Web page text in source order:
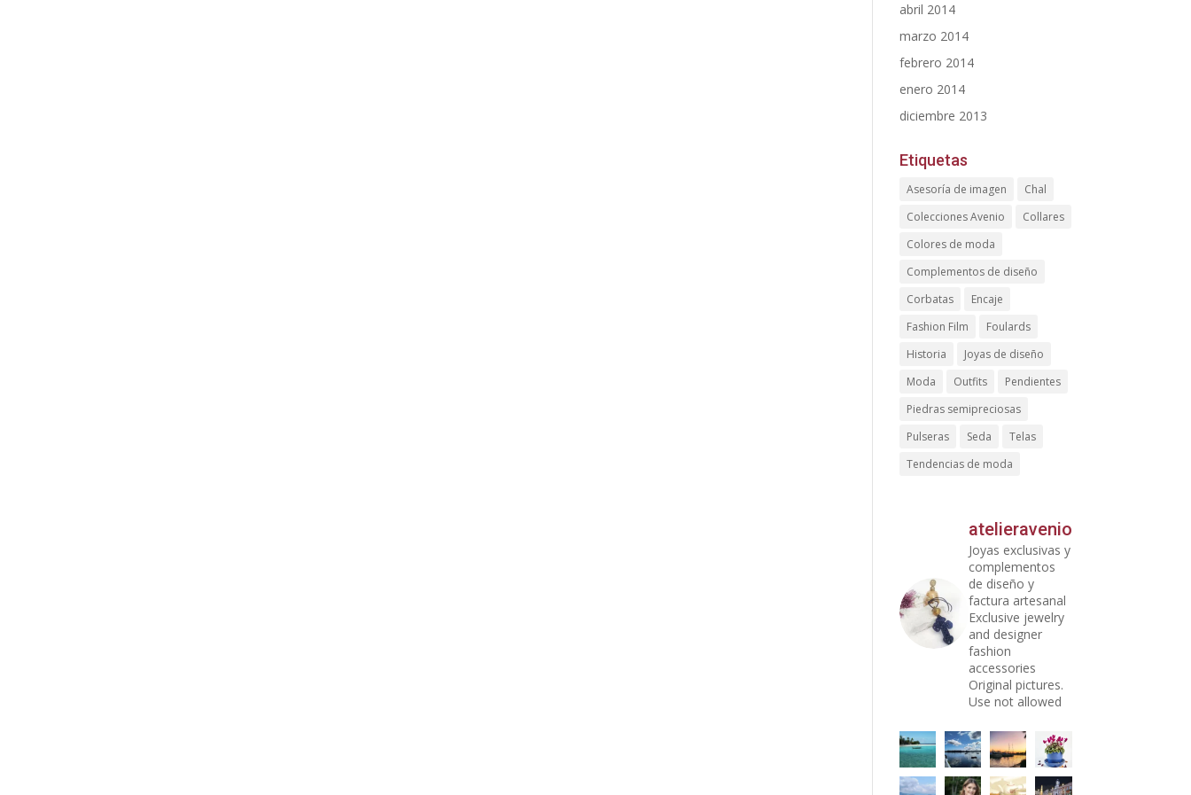
abril 2014
marzo 2014
febrero 2014
enero 2014
diciembre 2013
Etiquetas
Asesoría de imagen
Chal
Colecciones Avenio
Collares
Colores de moda
Complementos de diseño
Corbatas
Encaje
Fashion Film
Foulards
Historia
Joyas de diseño
Moda
Outfits
Pendientes
Piedras semipreciosas
Pulseras
Seda
Telas
Tendencias de moda
atelieravenio
Joyas exclusivas y
complementos
de diseño y
factura artesanal
Exclusive jewelry
and designer
fashion
accessories
Original pictures.
Use not allowed